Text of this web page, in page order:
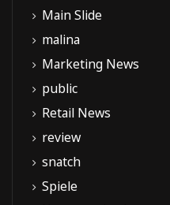
Main Slide
malina
Marketing News
public
Retail News
review
snatch
Spiele